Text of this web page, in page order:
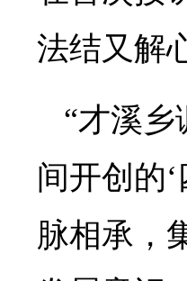
法结又解
“才溪
间开创的
脉相承，